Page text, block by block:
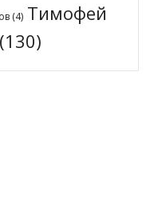
(4) Тимофей
(130)